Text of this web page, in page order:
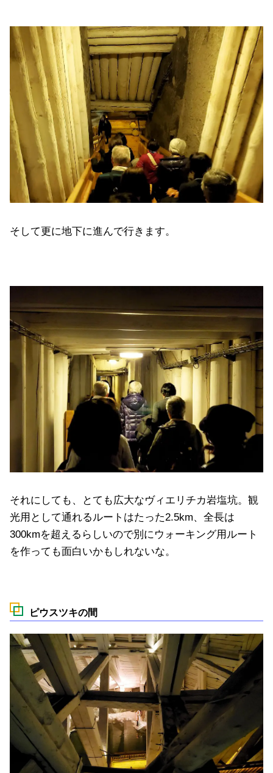
そして更に地下に進んで行きます。
それにしても、とても広大なヴィエリチカ岩塩坑。観
光用として通れるルートはたった2.5km、全長は
300kmを超えるらしいので別にウォーキング用ルート
を作っても面白いかもしれないな。
ピウスツキの間